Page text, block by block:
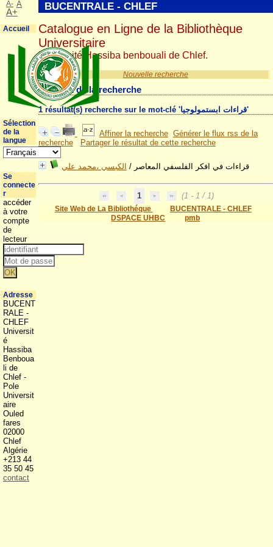
Nouvelle recherche
Résultat de la recherche
1 résultat(s) recherche sur le mot-clé 'قراءات ابستمولوجيا'
Affiner la recherche Générer le flux rss de la
recherche
Partager le résultat de cette recherche
قراءات في افكر الفلسفي المعاصر / الكبسي ،محمد علي
1 (1 - 1 / 1)
Site Web de La Bibliothéque
BUCENTRALE - CHLEF
DSPACE UHBC
pmb
BUCENTRALE - CHLEF
Catalogue en Ligne de la Bibliothèque
Universitaire
Université Hassiba benbouali de Chlef.
A- A
A+
Accueil
Sélection
de la
langue
Se
connecte
r
accéder
à votre
compte
de
lecteur
Adresse
BUCENT
RALE -
CHLEF
Universit
é
Hassiba
Benboua
li de
Chlef -
Pole
Universit
aire
Ouled
fares
02000
Chlef
Algérie
+213 44
35 50 45
contact